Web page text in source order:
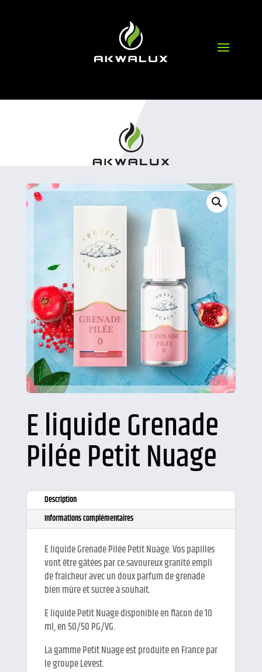
E liquide Grenade
Pilée Petit Nuage
Description
Informations complémentaires
E liquide Grenade Pilée Petit Nuage. Vos papilles
vont être gâtées par ce savoureux granité empli
de fraîcheur avec un doux parfum de grenade
bien mûre et sucrée à souhait.
E liquide Petit Nuage disponible en flacon de 10
ml, en 50/50 PG/VG.
La gamme Petit Nuage est produite en France par
le groupe Levest.